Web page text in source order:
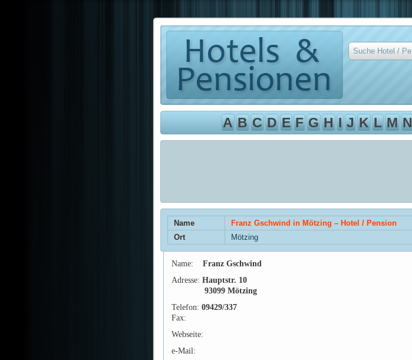
A B C D E F G H I J K L M N
Name
Franz Gschwind in Mötzing – Hotel / Pension
Ort
Mötzing
Name: Franz Gschwind
Adresse: Hauptstr. 10
93099 Mötzing
Telefon: 09429/337
Fax:
Webseite:
e-Mail: